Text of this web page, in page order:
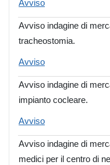
Avviso
Avviso indagine di
tracheostomia.
Avviso
Avviso indagine di
impianto cocleare.
Avviso
Avviso indagine di
medici per il centro di